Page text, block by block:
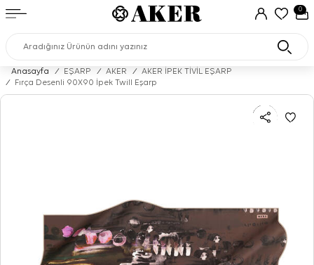
0
Anasayfa / EŞARP / AKER /
AKER İPEK TİVİL EŞARP
/
Fırça Desenli 90X90 İpek Twill Eşarp